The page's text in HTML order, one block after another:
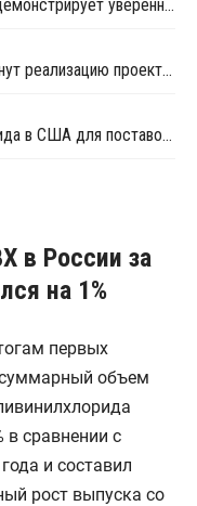
Мировой рынок эмульсионного ПВХ демонстрирует уверенный рост
БСК, Савант Инжиниринг и CNCEC начнут реализацию проекта по производству эмульсионного ПВХ
Контрактные цены фталевого ангидрида в США для поставок в августе выросли на USD44 за тонну
в России за
на 1%
первых
суммарный объем
в сравнении с
и составил
рост выпуска со